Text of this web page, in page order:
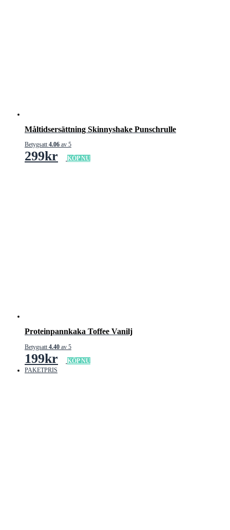
Måltidsersättning Skinnyshake Punschrulle
Betygsatt4.06 av 5
299kr KÖP NU
Proteinpannkaka Toffee Vanilj
Betygsatt 4.40 av 5
199kr
KÖP NU
PAKETPRIS